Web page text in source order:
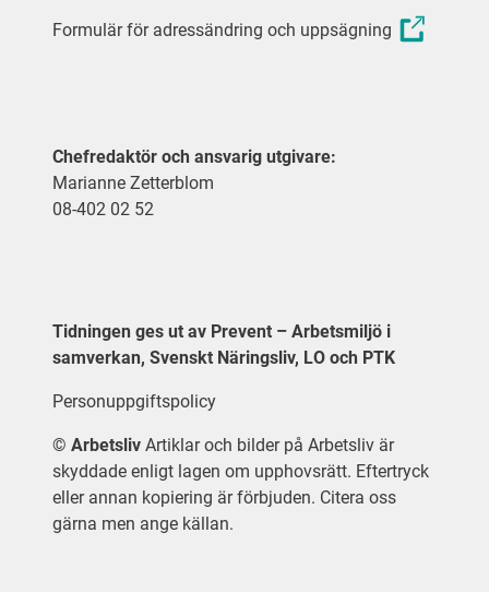
Formulär för adressändring och uppsägning
Chefredaktör och ansvarig utgivare:
Marianne Zetterblom
08-402 02 52
Tidningen ges ut av Prevent – Arbetsmiljö i
samverkan, Svenskt Näringsliv, LO och PTK
Personuppgiftspolicy
© Arbetsliv Artiklar och bilder på Arbetsliv är
skyddade enligt lagen om upphovsrätt. Eftertryck
eller annan kopiering är förbjuden. Citera oss
gärna men ange källan.